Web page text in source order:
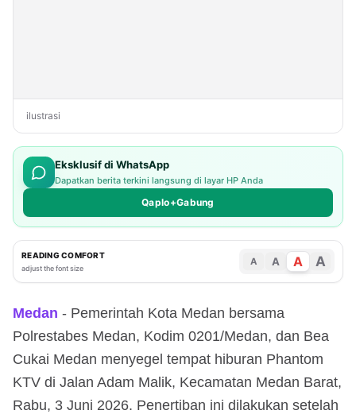
ilustrasi
Eksklusif di WhatsApp
Dapatkan berita terkini langsung di layar HP Anda
Qaplo+Gabung
READING COMFORT
adjust the font size
A A A A
Medan - Pemerintah Kota Medan bersama
Polrestabes Medan, Kodim 0201/Medan, dan Bea
Cukai Medan menyegel tempat hiburan Phantom
KTV di Jalan Adam Malik, Kecamatan Medan Barat,
Rabu, 3 Juni 2026. Penertiban ini dilakukan setelah